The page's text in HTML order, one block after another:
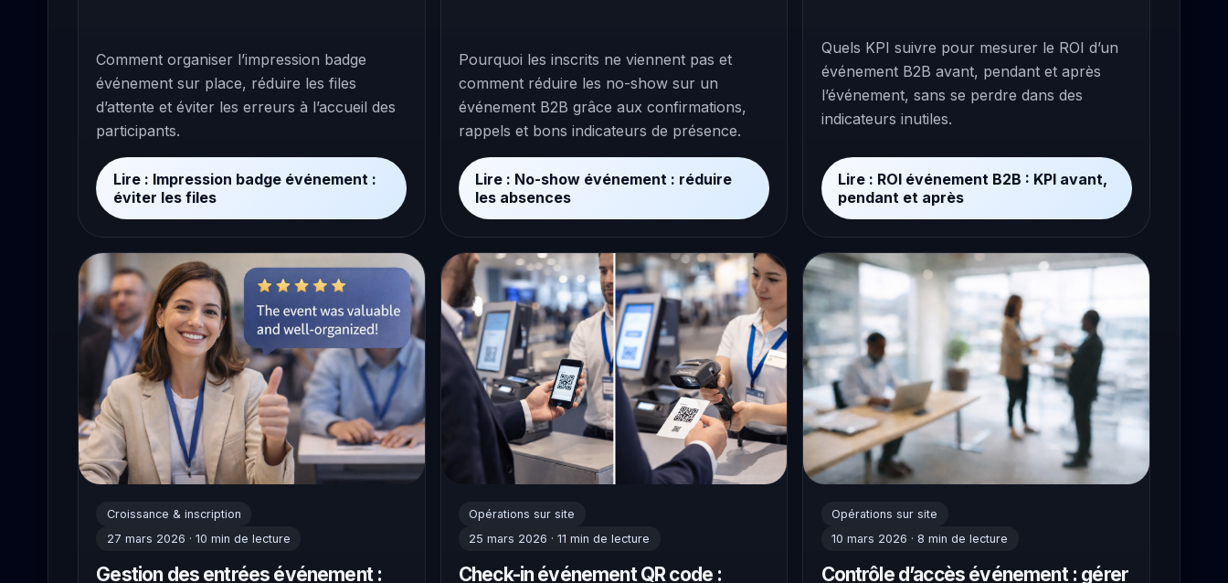
Comment organiser l’impression badge
événement sur place, réduire les files
d’attente et éviter les erreurs à l’accueil des
participants.
Lire : Impression badge événement :
éviter les files
Pourquoi les inscrits ne viennent pas et
comment réduire les no-show sur un
événement B2B grâce aux confirmations,
rappels et bons indicateurs de présence.
Lire : No-show événement : réduire
les absences
Quels KPI suivre pour mesurer le ROI d’un
événement B2B avant, pendant et après
l’événement, sans se perdre dans des
indicateurs inutiles.
Lire : ROI événement B2B : KPI avant,
pendant et après
Croissance & inscription
27 mars 2026 · 10 min de lecture
Gestion des entrées événement :
Opérations sur site
25 mars 2026 · 11 min de lecture
Check-in événement QR code :
Opérations sur site
10 mars 2026 · 8 min de lecture
Contrôle d’accès événement : gérer